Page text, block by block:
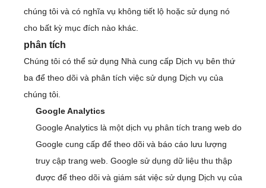
chúng tôi và có nghĩa vụ không tiết lộ hoặc sử dụng nó
cho bất kỳ mục đích nào khác.
phân tích
Chúng tôi có thể sử dụng Nhà cung cấp Dịch vụ bên thứ
ba để theo dõi và phân tích việc sử dụng Dịch vụ của
chúng tôi.
Google Analytics
Google Analytics là một dịch vụ phân tích trang web do
Google cung cấp để theo dõi và báo cáo lưu lượng
truy cập trang web. Google sử dụng dữ liệu thu thập
được để theo dõi và giám sát việc sử dụng Dịch vụ của